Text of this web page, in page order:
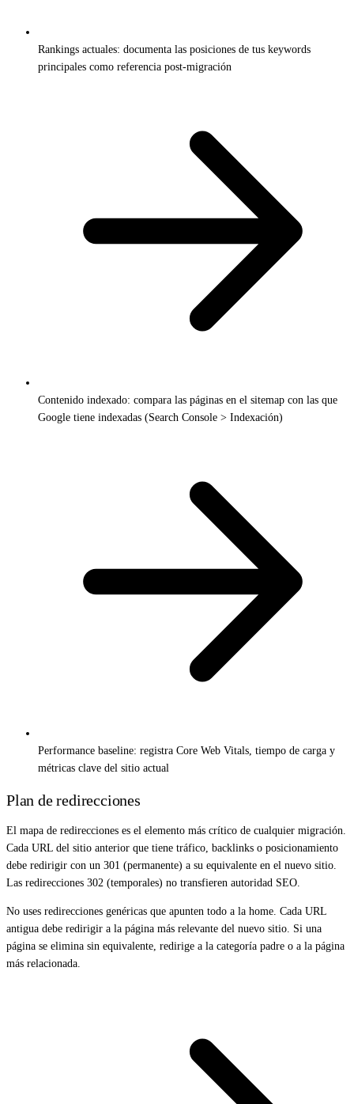
Rankings actuales: documenta las posiciones de tus keywords
principales como referencia post-migración
Contenido indexado: compara las páginas en el sitemap con las que
Google tiene indexadas (Search Console > Indexación)
Performance baseline: registra Core Web Vitals, tiempo de carga y
métricas clave del sitio actual
Plan de redirecciones
El mapa de redirecciones es el elemento más crítico de cualquier migración.
Cada URL del sitio anterior que tiene tráfico, backlinks o posicionamiento
debe redirigir con un 301 (permanente) a su equivalente en el nuevo sitio.
Las redirecciones 302 (temporales) no transfieren autoridad SEO.
No uses redirecciones genéricas que apunten todo a la home. Cada URL
antigua debe redirigir a la página más relevante del nuevo sitio. Si una
página se elimina sin equivalente, redirige a la categoría padre o a la página
más relacionada.